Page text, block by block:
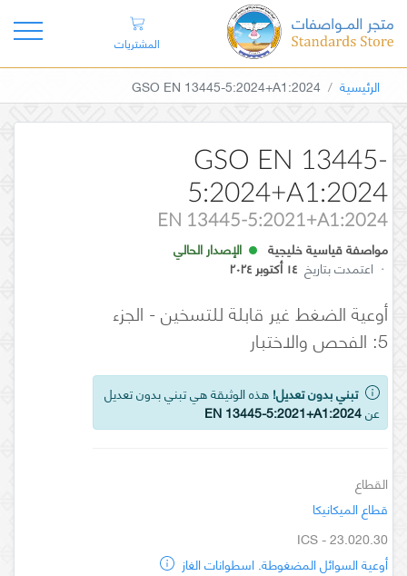
المشتريات
الرئيسية GSO EN 13445-5:2024+A1:2024
GSO EN 13445-
5:2024+A1:2024
EN 13445-5:2021+A1:2024
مواصفة قياسية خليجية
الإصدار الحالي
· اعتمدت بتاريخ ١٤ أكتوبر ٢٠٢٤
أوعية الضغط غير قابلة للتسخين - الجزء
5: الفحص والاختبار
تبني بدون تعديل! هذه الوثيقة هي تبني بدون تعديل
عنEN 13445-5:2021+A1:2024
القطاع
قطاع الميكانيكا
ICS - 23.020.30
أوعية السوائل المضغوطة. اسطوانات الغاز